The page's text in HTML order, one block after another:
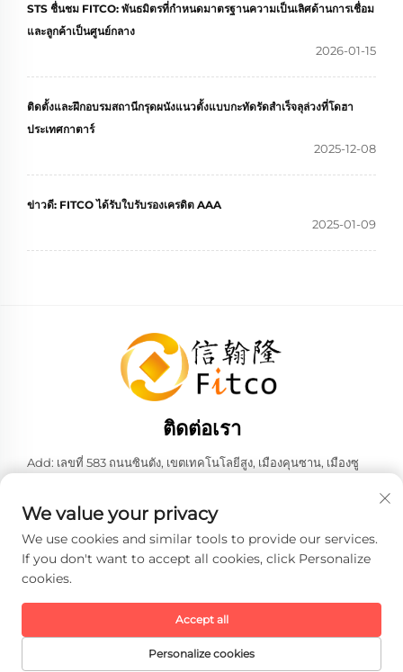
STS ชื่นชม FITCO: พันธมิตรที่กำหนดมาตรฐานความเป็นเลิศด้านการเชื่อม
และลูกค้าเป็นศูนย์กลาง
2026-01-15
ติดตั้งและฝึกอบรมสถานีกรุดผนังแนวตั้งแบบกะทัดรัดสำเร็จลุล่วงที่โดฮา
ประเทศกาตาร์
2025-12-08
ข่าวดี: FITCO ได้รับใบรับรองเครดิต AAA
2025-01-09
ติดต่อเรา
Add: เลขที่ 583 ถนนซินตัง, เขตเทคโนโลยีสูง, เมืองคุนซาน, เมืองซู
โทร:+86-137 6186 0079
อีเมล:[email protected]
นโยบายความเป็นส่วนตัว
We value your privacy
We use cookies and similar tools to provide our services.
If you don't want to accept all cookies, click Personalize
cookies.
Personalize cookies
Accept all